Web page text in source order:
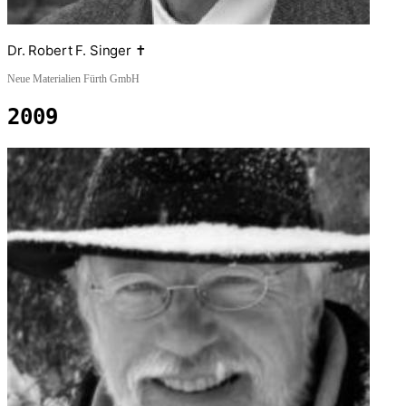
Dr. Robert F. Singer ✝
Neue Materialien Fürth GmbH
2009